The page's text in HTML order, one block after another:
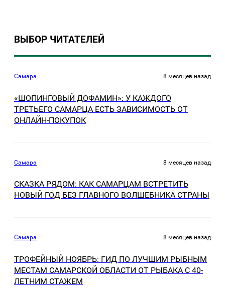
ВЫБОР ЧИТАТЕЛЕЙ
Самара 8 месяцев назад
«ШОПИНГОВЫЙ ДОФАМИН»: У КАЖДОГО
ТРЕТЬЕГО САМАРЦА ЕСТЬ ЗАВИСИМОСТЬ ОТ
ОНЛАЙН-ПОКУПОК
Самара 8 месяцев назад
СКАЗКА РЯДОМ: КАК САМАРЦАМ ВСТРЕТИТЬ
НОВЫЙ ГОД БЕЗ ГЛАВНОГО ВОЛШЕБНИКА СТРАНЫ
Самара 8 месяцев назад
ТРОФЕЙНЫЙ НОЯБРЬ: ГИД ПО ЛУЧШИМ РЫБНЫМ
МЕСТАМ САМАРСКОЙ ОБЛАСТИ ОТ РЫБАКА С 40-
ЛЕТНИМ СТАЖЕМ